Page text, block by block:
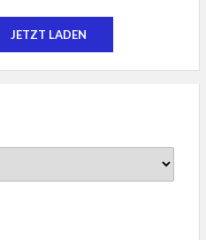
JETZT LADEN